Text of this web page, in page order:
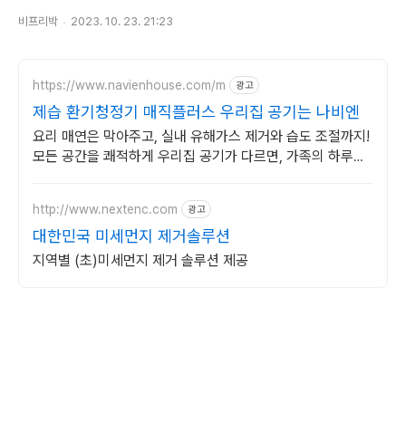
비프리박 2023. 10. 23. 21:23
https://www.navienhouse.com/m 광고
제습 환기청정기 매직플러스 우리집 공기는 나비엔
요리 매연은 막아주고, 실내 유해가스 제거와 습도 조절까지!
모든 공간을 쾌적하게 우리집 공기가 다르면, 가족의 하루도
http://www.nextenc.com 광고
대한민국 미세먼지 제거솔루션
지역별 (초)미세먼지 제거 솔루션 제공